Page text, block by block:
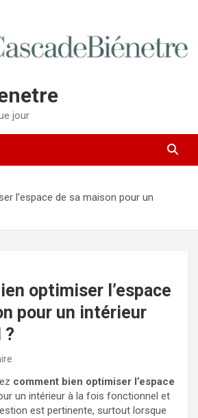
jour
l’espace de sa maison pour un
optimiser l’espace
pour un intérieur
?
comment bien optimiser l’espace
un intérieur à la fois fonctionnel et
est pertinente, surtout lorsque